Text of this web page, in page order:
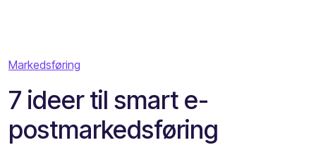
Markedsføring
7 ideer til smart e-
postmarkedsføring